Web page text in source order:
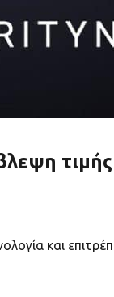
τιμής
και